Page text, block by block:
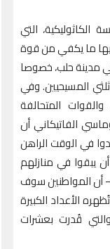
الكاثوليكية، التي
ما يكفي من قوة
مدينة حلب، خصوصا
المسيحيين. وفي
المتحالفة
الفاتيكاني أن
في الوقت الراهن
يبقوا في منازلهم
– أن المواطنين سوف
الأعداد الكبيرة
قُدرت بعشرات